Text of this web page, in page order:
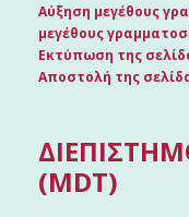
Αύξηση μεγέθους
μεγέθους
Εκτύπωση της
Αποστολή της
(MDT)